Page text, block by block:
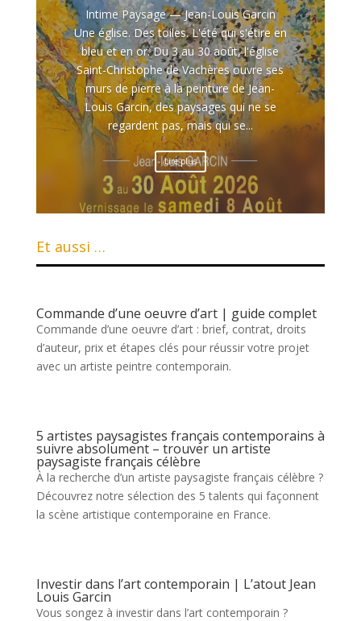
Intime Paysage — Jean-Louis Garcin
Une église. Des toiles. L'été qui s'étire en
bleu et en or. Du 3 au 30 août, l'église
Saint-Christophe de Vachères ouvre ses
murs de pierre à la peinture de Jean-
Louis Garcin, des paysages qui ne se
regardent pas, mais qui se...
Lire plus
Et aussi …
Commande d’une oeuvre d’art | guide complet
Commande d’une oeuvre d’art : brief, contrat, droits
d’auteur, prix et étapes clés pour réussir votre projet
avec un artiste peintre contemporain.
5 artistes paysagistes français contemporains à
suivre absolument – trouver un artiste
paysagiste français célèbre
À la recherche d’un artiste paysagiste français célèbre ?
Découvrez notre sélection des 5 talents qui façonnent
la scène artistique contemporaine en France.
Investir dans l’art contemporain | L’atout Jean
Louis Garcin
Vous songez à investir dans l’art contemporain ?